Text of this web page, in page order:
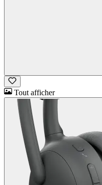
Tout afficher